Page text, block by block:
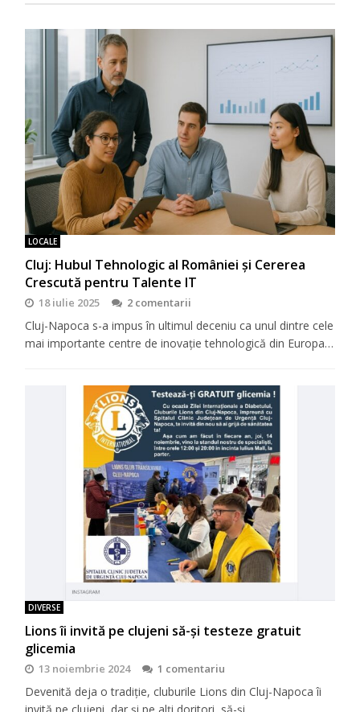
LOCALE
Cluj: Hubul Tehnologic al României și Cererea
Crescută pentru Talente IT
18 iulie 2025 2 comentarii
Cluj-Napoca s-a impus în ultimul deceniu ca unul dintre cele
mai importante centre de inovație tehnologică din Europa…
DIVERSE
Lions îi invită pe clujeni să-şi testeze gratuit
glicemia
13 noiembrie 2024 1 comentariu
Devenită deja o tradiţie, cluburile Lions din Cluj-Napoca îi
invită pe clujeni, dar şi pe alţi doritori, să-şi…